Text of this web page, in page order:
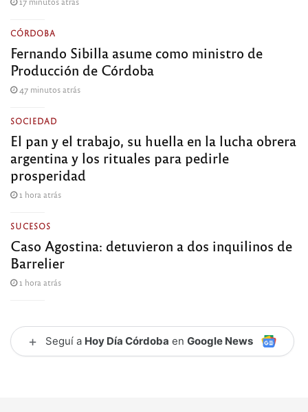
CÓRDOBA
Fernando Sibilla asume como ministro de
Producción de Córdoba
47 minutos atrás
SOCIEDAD
El pan y el trabajo, su huella en la lucha obrera
argentina y los rituales para pedirle
prosperidad
1 hora atrás
SUCESOS
Caso Agostina: detuvieron a dos inquilinos de
Barrelier
1 hora atrás
+ Seguí a Hoy Día Córdoba en Google News